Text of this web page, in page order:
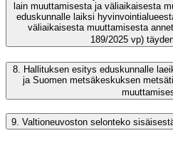
lain muuttamisesta ja väliaikaisesta muuttamisesta
eduskunnalle laiksi
väliaikaisesta muuttamisesta
189/2025 vp)
8.
Hallituksen esitys eduskunnalle
ja Suomen metsäkeskuksen
9. Valtioneuvoston selonteko